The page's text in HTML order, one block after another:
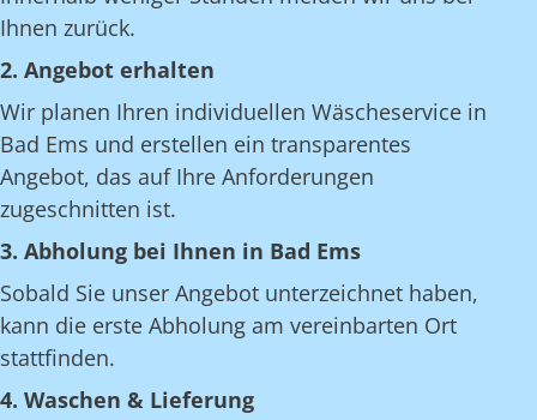
Ihnen zurück.
2. Angebot erhalten
Wir planen Ihren individuellen Wäscheservice in
Bad Ems und erstellen ein transparentes
Angebot, das auf Ihre Anforderungen
zugeschnitten ist.
3. Abholung bei Ihnen in Bad Ems
Sobald Sie unser Angebot unterzeichnet haben,
kann die erste Abholung am vereinbarten Ort
stattfinden.
4. Waschen & Lieferung